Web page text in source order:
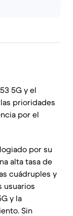
5G y el
prioridades
por el
por su
alta tasa de
cuádruples y
usuarios
y la
Sin